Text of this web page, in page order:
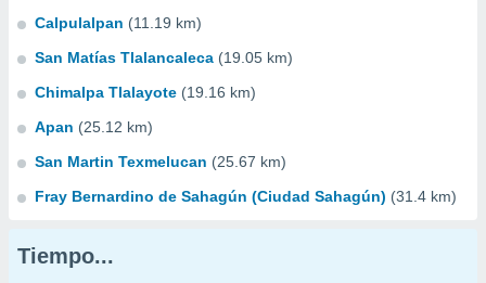
Calpulalpan (11.19 km)
San Matías Tlalancaleca (19.05 km)
Chimalpa Tlalayote (19.16 km)
Apan (25.12 km)
San Martin Texmelucan (25.67 km)
Fray Bernardino de Sahagún (Ciudad Sahagún) (31.4 km)
Tiempo...